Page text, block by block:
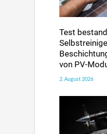
Test
von PV-
2. August 2026